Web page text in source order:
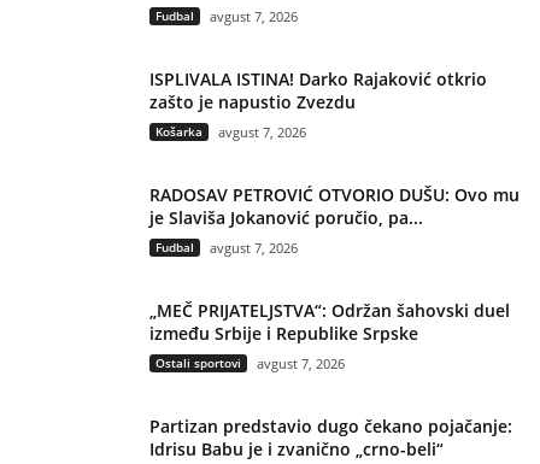
Fudbal avgust 7, 2026
ISPLIVALA ISTINA! Darko Rajaković otkrio
zašto je napustio Zvezdu
Košarka avgust 7, 2026
RADOSAV PETROVIĆ OTVORIO DUŠU: Ovo mu
je Slaviša Jokanović poručio, pa...
Fudbal avgust 7, 2026
„MEČ PRIJATELJSTVA“: Održan šahovski duel
između Srbije i Republike Srpske
Ostali sportovi avgust 7, 2026
Partizan predstavio dugo čekano pojačanje:
Idrisu Babu je i zvanično „crno-beli“